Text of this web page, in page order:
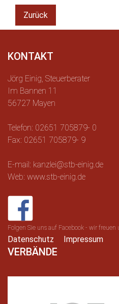
Zurück
KONTAKT
Jörg Einig, Steuerberater
Im Bannen 11
56727 Mayen
Telefon: 02651 705879- 0
Fax: 02651 705879- 9
E-mail: kanzlei@stb-einig.de
Web: www.stb-einig.de
Folgen Sie uns auf Facebook - wir freuen
Datenschutz Impressum
VERBÄNDE